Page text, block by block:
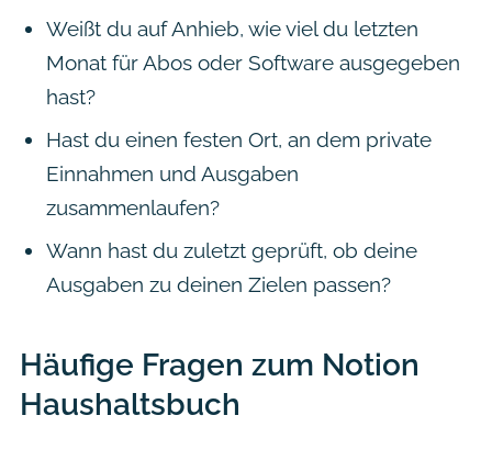
Weißt du auf Anhieb, wie viel du letzten
Monat für Abos oder Software ausgegeben
hast?
Hast du einen festen Ort, an dem private
Einnahmen und Ausgaben
zusammenlaufen?
Wann hast du zuletzt geprüft, ob deine
Ausgaben zu deinen Zielen passen?
Häufige Fragen zum Notion
Haushaltsbuch